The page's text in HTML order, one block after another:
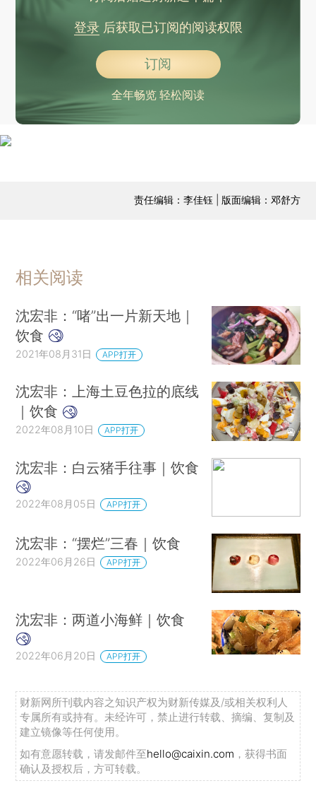
登录后获取已订阅的阅读权限
订阅
全年畅览 轻松阅读
责任编辑：李佳钰 | 版面编辑：邓舒方
相关阅读
沈宏非：“啫”出一片新天地｜
饮食
2021年08月31日 APP打开
沈宏非：上海土豆色拉的底线
｜饮食
2022年08月10日 APP打开
沈宏非：白云猪手往事｜饮食
2022年08月05日 APP打开
沈宏非：“摆烂”三春｜饮食
2022年06月26日 APP打开
沈宏非：两道小海鲜｜饮食
2022年06月20日 APP打开
财新网所刊载内容之知识产权为财新传媒及/或相关权利人
专属所有或持有。未经许可，禁止进行转载、摘编、复制及
建立镜像等任何使用。
如有意愿转载，请发邮件至hello@caixin.com ，获得书面
确认及授权后，方可转载。